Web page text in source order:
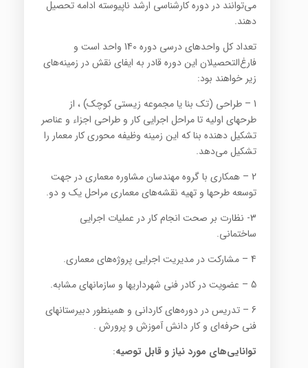
می‌توانند در دوره کارشناسی ارشد ناپیوسته ادامه تحصیل
دهند.
تعداد کل واحدهای درسی دوره 140 واحد است و
فارغ‌التحصیلان این دوره قادر به ایفای نقش در زمینه‌های
زیر خواهند بود:
1 – طراحی (تک بنا یا مجموعه زیستی کوچک) ، از
طرحهای اولیه تا مراحل اجرایی کار و طراحی اجزاء و عناصر
تشکیل دهنده بنا که این زمینه وظیفه محوری کار معمار را
تشکیل می‌دهد.
2 – همکاری با گروه مهندسان مشاوره معماری در جهت
توسعه طرحها و تهیه نقشه‌های معماری مراحل یک و دو.
3- نظارت بر صحت انجام کار در عملیات اجرایی
ساختمانی.
4 – مشارکت در مدیریت اجرایی پروژه‌های معماری.
5 – عضویت در کادر فنی شهرداریها و سازمانهای مشابه.
6 – تدریس در دوره‌های کاردانی و همینطور دبیرستانهای
فنی حرفه‌ای و کار دانش آموزش و پرورش .
توانایی‌های مورد نیاز و قابل توصیه: